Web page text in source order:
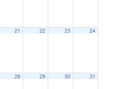
21 22 23 24
28 29 30 31